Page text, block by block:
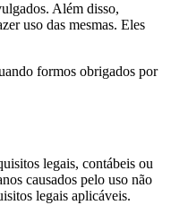
Além disso,
uso das mesmas. Eles
formos obrigados por
legais, contábeis ou
causados pelo uso não
legais aplicáveis.